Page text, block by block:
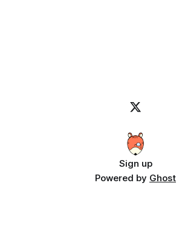
荷は高くないのですが、開発された当時
のPCのスペックを考えると厳しかったと
から512MBのRAM 20GBから80GB
Sign up
Powered by Ghost